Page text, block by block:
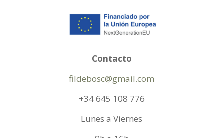
Contacto
fildebosc@gmail.com
+34 645 108 776
Lunes a Viernes